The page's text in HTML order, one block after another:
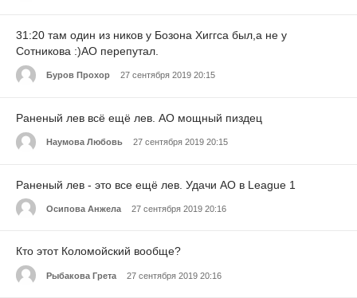
31:20 там один из ников у Бозона Хиггса был,а не у
Сотникова :)АО перепутал.
Буров Прохор 27 сентября 2019 20:15
Раненый лев всё ещё лев. АО мощный пиздец
Наумова Любовь 27 сентября 2019 20:15
Раненый лев - это все ещё лев. Удачи АО в League 1
Осипова Анжела 27 сентября 2019 20:16
Кто этот Коломойский вообще?
Рыбакова Грета 27 сентября 2019 20:16